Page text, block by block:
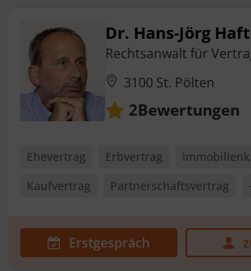
Dr. Hans-Jörg
Rechtsanwalt für
3100 St. Pölten
2Bewertungen
Ehevertrag Erbvertrag
Kaufvertrag
Partnerschaftsvertrag
Erstgespräch